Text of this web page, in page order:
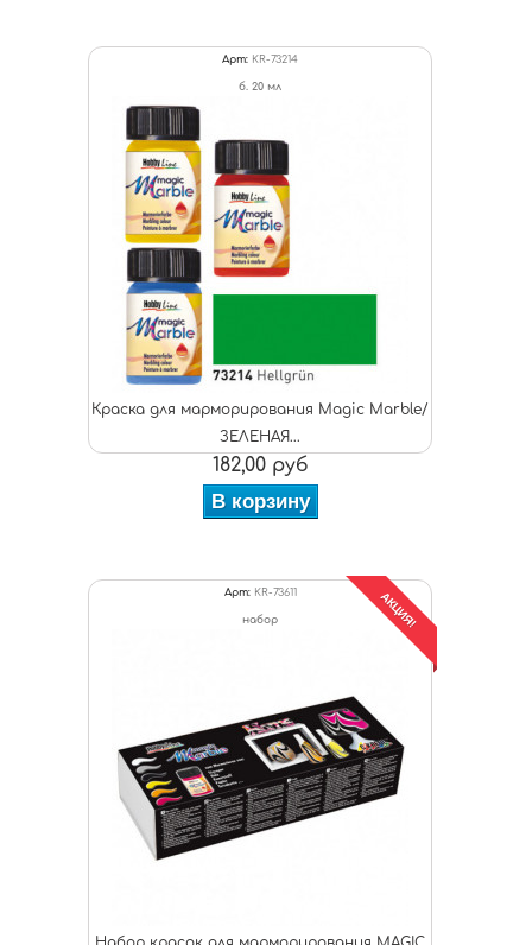
Арт: KR-73214
б. 20 мл
Краска для марморирования Magic Marble/
ЗЕЛЕНАЯ...
182,00 руб
В корзину
Арт: KR-73611
набор АКЦИЯ!